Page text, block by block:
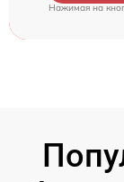
Нажимая на